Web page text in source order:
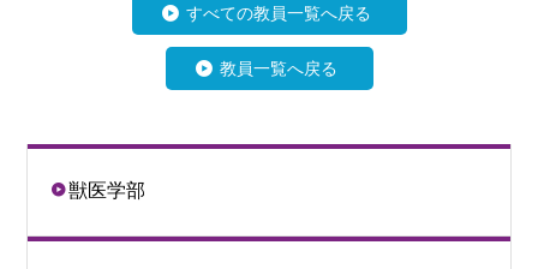
すべての教員一覧へ戻る
教員一覧へ戻る
獣医学部